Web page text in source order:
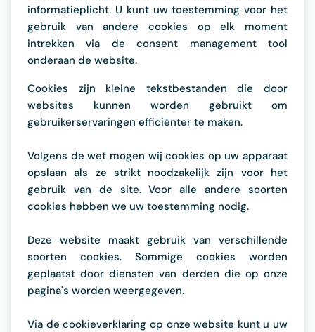
informatieplicht. U kunt uw toestemming voor het
gebruik van andere cookies op elk moment
intrekken via de consent management tool
onderaan de website.
Cookies zijn kleine tekstbestanden die door
websites kunnen worden gebruikt om
gebruikerservaringen efficiënter te maken.
Volgens de wet mogen wij cookies op uw apparaat
opslaan als ze strikt noodzakelijk zijn voor het
gebruik van de site. Voor alle andere soorten
cookies hebben we uw toestemming nodig.
Deze website maakt gebruik van verschillende
soorten cookies. Sommige cookies worden
geplaatst door diensten van derden die op onze
pagina's worden weergegeven.
Via de cookieverklaring op onze website kunt u uw